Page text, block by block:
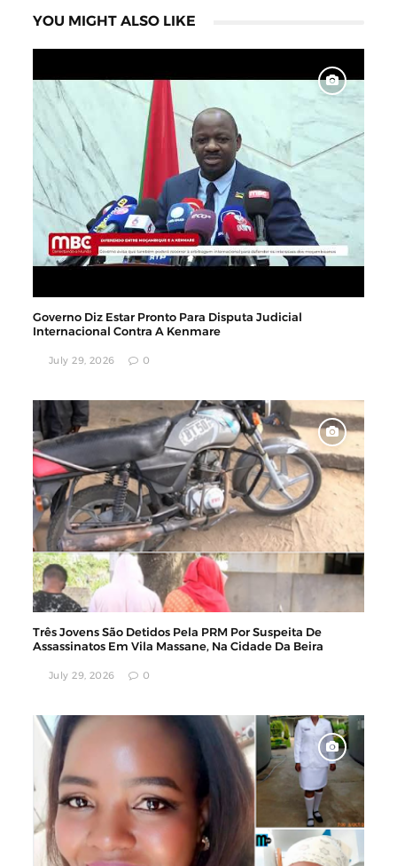
YOU MIGHT ALSO LIKE
Governo Diz Estar Pronto Para Disputa Judicial
Internacional Contra A Kenmare
July 29, 2026 0
Três Jovens São Detidos Pela PRM Por Suspeita De
Assassinatos Em Vila Massane, Na Cidade Da Beira
July 29, 2026 0